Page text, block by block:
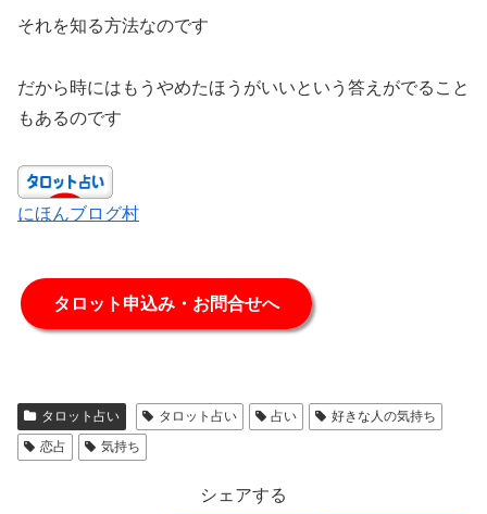
それを知る方法なのです
だから時にはもうやめたほうがいいという答えがでること
もあるのです
にほんブログ村
タロット申込み・お問合せへ
タロット占い タロット占い 占い
好きな人の気持ち
恋占
気持ち
シェアする